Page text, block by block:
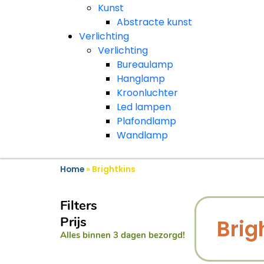
Kunst
Abstracte kunst
Verlichting
Verlichting
Bureaulamp
Hanglamp
Kroonluchter
Led lampen
Plafondlamp
Wandlamp
Home» Brightkins
Filters
Prijs
Alles binnen 3 dagen bezorgd!